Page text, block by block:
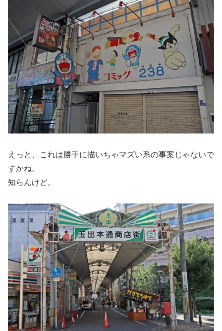
えっと、これは勝手に描いちゃマズい系の事案じゃないで
すかね。
知らんけど。